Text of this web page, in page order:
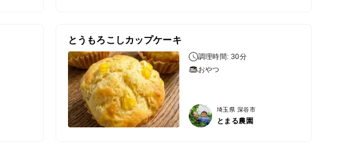
とうもろこしカップケーキ
調理時間: 30分
おやつ
埼玉県 深谷市
とまる農園